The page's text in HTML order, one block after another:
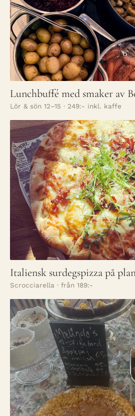
Lunchbuffé med smaker av
Lör & sön 12–15 · 249:- inkl. kaffe
Italiensk surdegspizza på
Scrocciarella · från 189:-